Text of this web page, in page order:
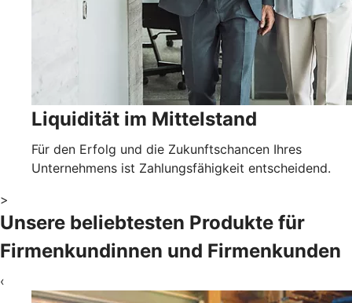
Liquidität im Mittelstand
Für den Erfolg und die Zukunftschancen Ihres
Unternehmens ist Zahlungsfähigkeit entscheidend.
>
Unsere beliebtesten Produkte für
Firmenkundinnen und Firmenkunden
‹